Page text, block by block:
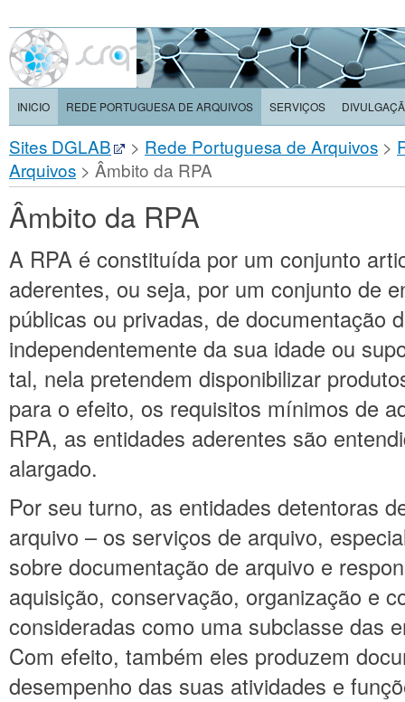
INICIO REDE PORTUGUESA DE ARQUIVOS SERVIÇOS
Sites DGLAB > Rede Portuguesa de Arquivos >
Arquivos > Âmbito da RPA
Âmbito da RPA
A RPA é constituída por um conjunto
aderentes, ou seja, por um conjunto de
públicas ou privadas, de documentação
independentemente da sua idade ou
tal, nela pretendem disponibilizar
para o efeito, os requisitos mínimos de
RPA, as entidades aderentes são
alargado.
Por seu turno, as entidades detentoras
arquivo – os serviços de arquivo,
sobre documentação de arquivo e
aquisição, conservação, organização e
consideradas como uma subclasse das
Com efeito, também eles produzem
desempenho das suas atividades e